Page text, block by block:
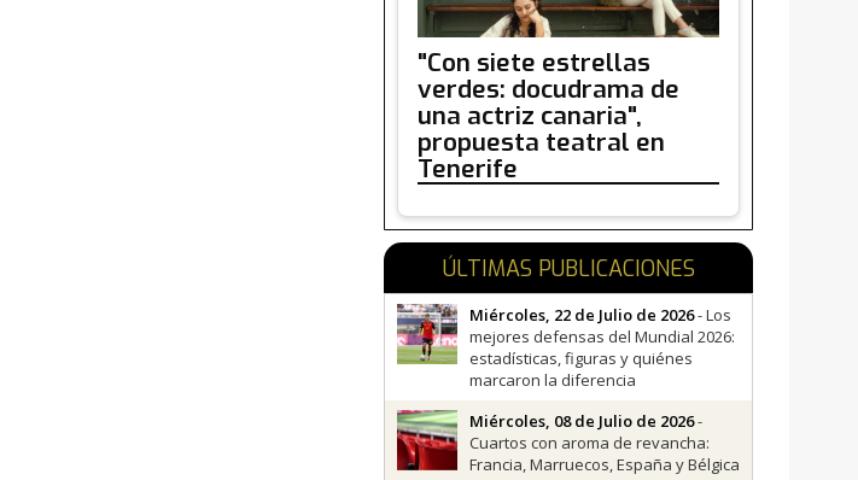
"Con siete estrellas
verdes: docudrama de
una actriz canaria",
propuesta teatral en
Tenerife
ÚLTIMAS PUBLICACIONES
Miércoles, 22 de Julio de 2026- Los
mejores defensas del Mundial 2026:
estadísticas, figuras y quiénes
marcaron la diferencia
Miércoles, 08 de Julio de 2026-
Cuartos con aroma de revancha:
Francia, Marruecos, España y Bélgica